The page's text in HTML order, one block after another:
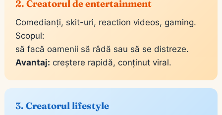
2. Creatorul de entertainment
Comedianți, skit-uri, reaction videos, gaming.
Scopul:
să facă oamenii să râdă sau să se distreze.
Avantaj: creștere rapidă, conținut viral.
3. Creatorul lifestyle